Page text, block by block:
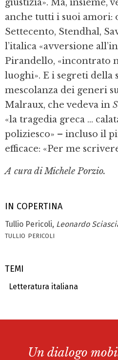
IN COPERTINA
Tullio Pericoli, Leonardo
tullio pericoli
TEMI
Letteratura italiana
giustizia». Ma, insieme,
anche tutti i suoi
Settecento, Stendhal,
l’italica «avversione
Pirandello, «incontrato
luoghi». E i segreti della
mescolanza dei generi
Malraux, che vedeva in
«la tragedia greca ...
poliziesco» – incluso il
efficace: «Per me
A cura di Michele Porzio.
Un dialogo